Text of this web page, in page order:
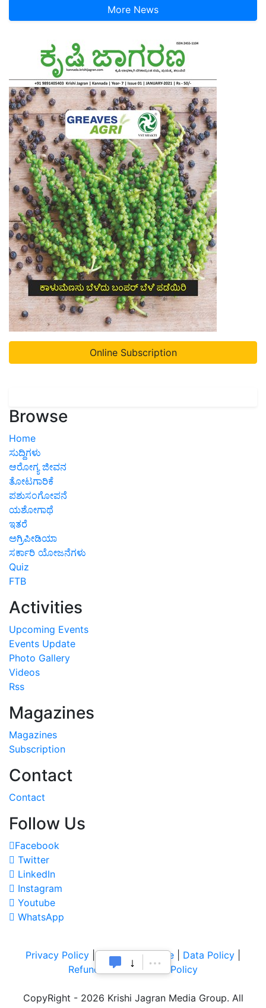
More News
Online Subscription
Browse
Home
ಸುದ್ದಿಗಳು
ಆರೋಗ್ಯ ಜೀವನ
ತೋಟಗಾರಿಕೆ
ಪಶುಸಂಗೋಪನೆ
ಯಶೋಗಾಥೆ
ಇತರೆ
ಅಗ್ರಿಪೀಡಿಯಾ
ಸರ್ಕಾರಿ ಯೋಜನೆಗಳು
Quiz
FTB
Activities
Upcoming Events
Events Update
Photo Gallery
Videos
Rss
Magazines
Magazines
Subscription
Contact
Contact
Follow Us
Facebook
Twitter
LinkedIn
Instagram
Youtube
WhatsApp
Privacy Policy |Terms of Service Data Policy
Refund & Cancellation Policy
CopyRight - 2026 Krishi Jagran Media Group. All